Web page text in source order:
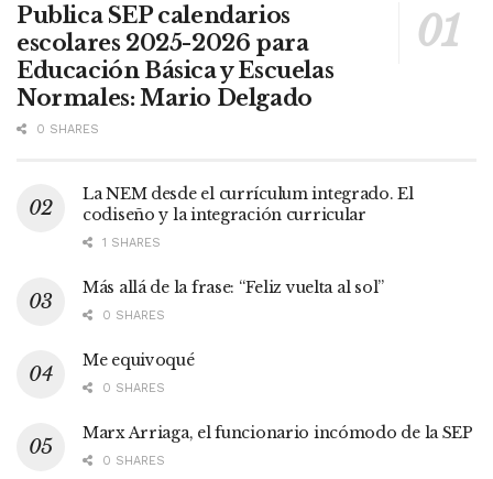
Publica SEP calendarios
escolares 2025-2026 para
Educación Básica y Escuelas
Normales: Mario Delgado
0 SHARES
La NEM desde el currículum integrado. El
codiseño y la integración curricular
1 SHARES
Más allá de la frase: “Feliz vuelta al sol”
0 SHARES
Me equivoqué
0 SHARES
Marx Arriaga, el funcionario incómodo de la SEP
0 SHARES